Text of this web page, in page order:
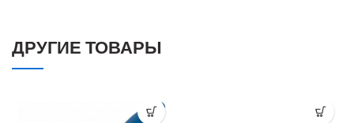
ДРУГИЕ ТОВАРЫ